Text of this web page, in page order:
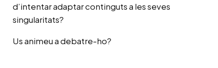
d’intentar adaptar continguts a les seves
singularitats?
Us animeu a debatre-ho?